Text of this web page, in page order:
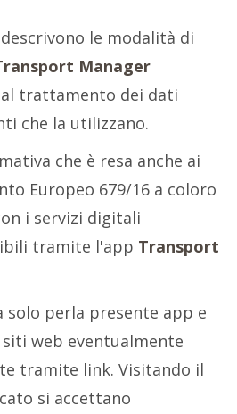
le modalità di
Manager
trattamento dei dati
che la utilizzano.
che è resa anche ai
Europeo 679/16 a coloro
i servizi digitali
tramite l'app Transport
solo perla presente app e
web eventualmente
tramite link. Visitando il
si accettano